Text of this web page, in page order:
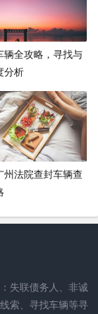
辆全攻略，寻找与
分析
州法院查封车辆查
失联债务人、非诚
索、寻找车辆等寻